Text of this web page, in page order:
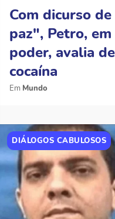
Com dicurso
paz", Petro,
poder, avalia
cocaína
Mundo
DIÁLOGOS CABULOSOS